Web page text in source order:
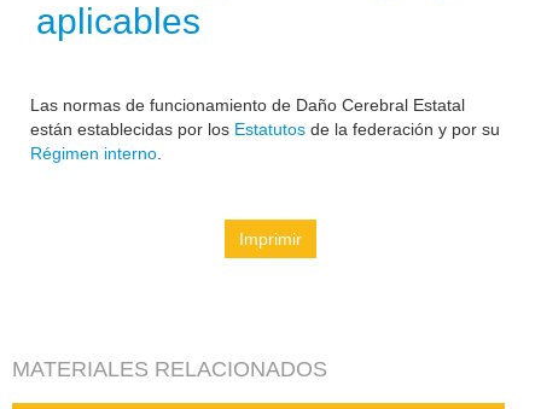
aplicables
Las normas de funcionamiento de Daño Cerebral Estatal
están establecidas por los Estatutos de la federación y por su
Régimen interno
Imprimir
MATERIALES RELACIONADOS